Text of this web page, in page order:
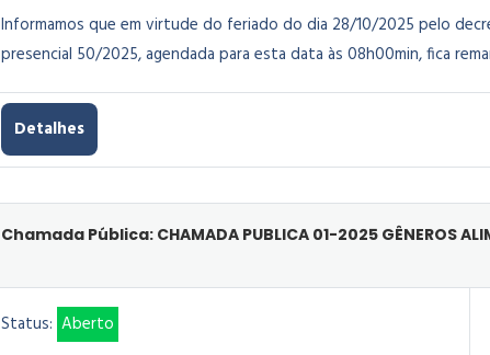
Informamos que em virtude do feriado do dia 28/10/2025 pelo
presencial 50/2025, agendada para esta data às 08h00min, fica
Detalhes
Chamada Pública: CHAMADA PUBLICA 01-2025 GÊNEROS
Status: Aberto